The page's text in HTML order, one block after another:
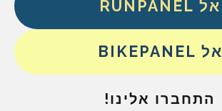
אל RUNPANEL
אל BIKEPANEL
התחברו אלינו!